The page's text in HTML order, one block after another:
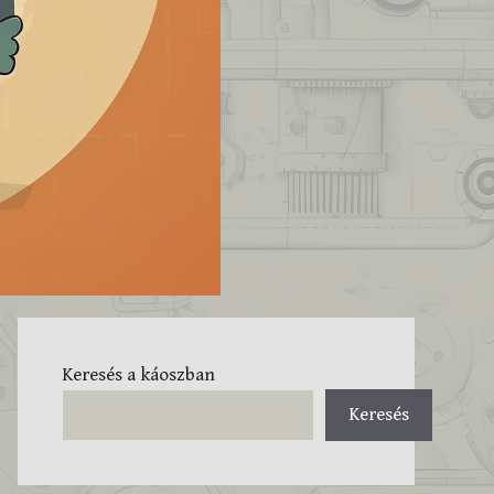
Keresés a káoszban
Keresés